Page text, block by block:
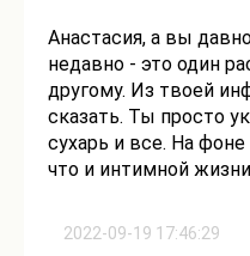
2022-09-19 17:46:29
Анастасия, а вы
недавно - это один
другому. Из твоей
сказать. Ты просто
сухарь и все. На
что и интимной